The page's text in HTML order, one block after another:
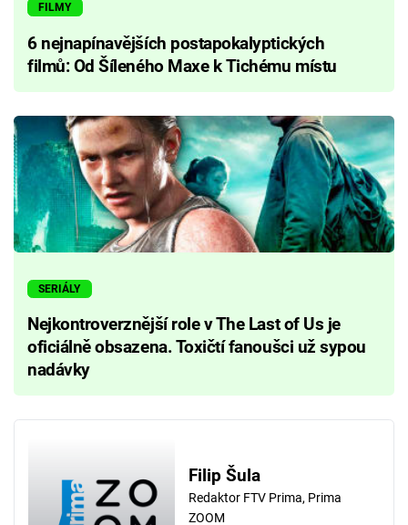
FILMY
6 nejnapínavějších postapokalyptických
filmů: Od Šíleného Maxe k Tichému místu
SERIÁLY
Nejkontroverznější role v The Last of Us je
oficiálně obsazena. Toxičtí fanoušci už sypou
nadávky
Filip Šula
Redaktor FTV Prima, Prima
ZOOM